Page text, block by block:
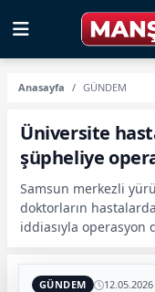
Anasayfa GÜNDEM
Üniversite
şüpheliye
Samsun merkezli
doktorların
iddiasıyla operasyon
GÜNDEM